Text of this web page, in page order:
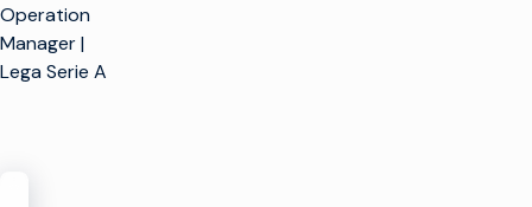
Operation
Manager |
Lega Serie A